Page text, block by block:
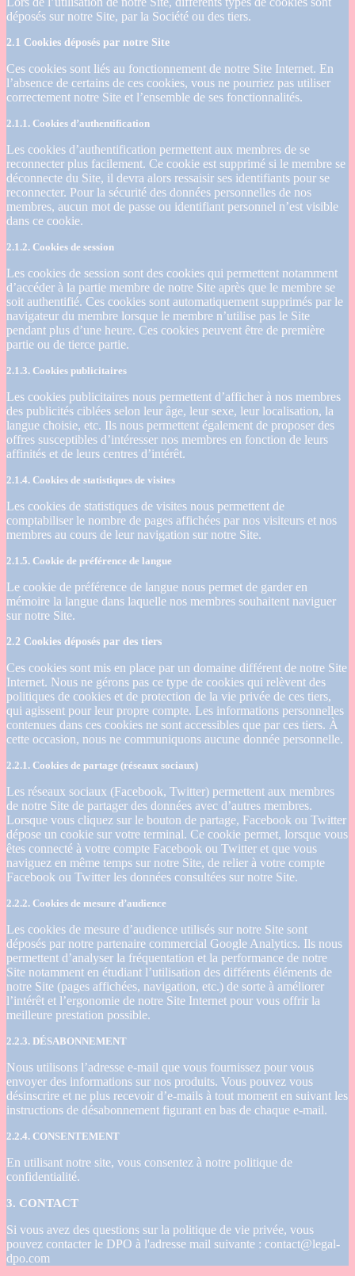
déposés sur notre Site, par la Société ou des tiers.
2.1 Cookies déposés par notre Site
Ces cookies sont liés au fonctionnement de notre Site Internet. En
l’absence de certains de ces cookies, vous ne pourriez pas utiliser
correctement notre Site et l’ensemble de ses fonctionnalités.
2.1.1. Cookies d’authentification
Les cookies d’authentification permettent aux membres de se
reconnecter plus facilement. Ce cookie est supprimé si le membre se
déconnecte du Site, il devra alors ressaisir ses identifiants pour se
reconnecter. Pour la sécurité des données personnelles de nos
membres, aucun mot de passe ou identifiant personnel n’est visible
dans ce cookie.
2.1.2. Cookies de session
Les cookies de session sont des cookies qui permettent notamment
d’accéder à la partie membre de notre Site après que le membre se
soit authentifié. Ces cookies sont automatiquement supprimés par le
navigateur du membre lorsque le membre n’utilise pas le Site
pendant plus d’une heure. Ces cookies peuvent être de première
partie ou de tierce partie.
2.1.3. Cookies publicitaires
Les cookies publicitaires nous permettent d’afficher à nos membres
des publicités ciblées selon leur âge, leur sexe, leur localisation, la
langue choisie, etc. Ils nous permettent également de proposer des
offres susceptibles d’intéresser nos membres en fonction de leurs
affinités et de leurs centres d’intérêt.
2.1.4. Cookies de statistiques de visites
Les cookies de statistiques de visites nous permettent de
comptabiliser le nombre de pages affichées par nos visiteurs et nos
membres au cours de leur navigation sur notre Site.
2.1.5. Cookie de préférence de langue
Le cookie de préférence de langue nous permet de garder en
mémoire la langue dans laquelle nos membres souhaitent naviguer
sur notre Site.
2.2 Cookies déposés par des tiers
Ces cookies sont mis en place par un domaine différent de notre Site
Internet. Nous ne gérons pas ce type de cookies qui relèvent des
politiques de cookies et de protection de la vie privée de ces tiers,
qui agissent pour leur propre compte. Les informations personnelles
contenues dans ces cookies ne sont accessibles que par ces tiers. À
cette occasion, nous ne communiquons aucune donnée personnelle.
2.2.1. Cookies de partage (réseaux sociaux)
Les réseaux sociaux (Facebook, Twitter) permettent aux membres
de notre Site de partager des données avec d’autres membres.
Lorsque vous cliquez sur le bouton de partage, Facebook ou Twitter
dépose un cookie sur votre terminal. Ce cookie permet, lorsque vous
êtes connecté à votre compte Facebook ou Twitter et que vous
naviguez en même temps sur notre Site, de relier à votre compte
Facebook ou Twitter les données consultées sur notre Site.
2.2.2. Cookies de mesure d’audience
Les cookies de mesure d’audience utilisés sur notre Site sont
déposés par notre partenaire commercial Google Analytics. Ils nous
permettent d’analyser la fréquentation et la performance de notre
Site notamment en étudiant l’utilisation des différents éléments de
notre Site (pages affichées, navigation, etc.) de sorte à améliorer
l’intérêt et l’ergonomie de notre Site Internet pour vous offrir la
meilleure prestation possible.
2.2.3. DÉSABONNEMENT
Nous utilisons l’adresse e-mail que vous fournissez pour vous
envoyer des informations sur nos produits. Vous pouvez vous
désinscrire et ne plus recevoir d’e-mails à tout moment en suivant les
instructions de désabonnement figurant en bas de chaque e-mail.
2.2.4. CONSENTEMENT
En utilisant notre site, vous consentez à notre politique de
confidentialité.
3. CONTACT
Si vous avez des questions sur la politique de vie privée, vous
pouvez contacter le DPO à l'adresse mail suivante : contact@legal-
dpo.com